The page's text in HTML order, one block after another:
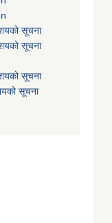
सूचना
सूचना
सूचना
सूचना